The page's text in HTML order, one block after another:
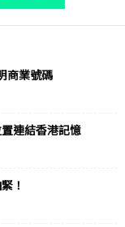
商業號碼
連結香港記憶
！